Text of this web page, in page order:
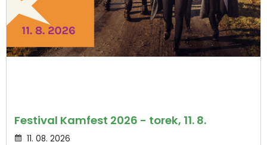
Festival Kamfest 2026 - torek, 11. 8.
11. 08. 2026